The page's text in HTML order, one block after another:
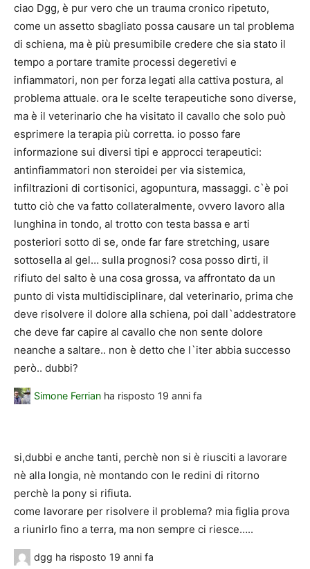
ciao Dgg, è pur vero che un trauma cronico ripetuto,
come un assetto sbagliato possa causare un tal problema
di schiena, ma è più presumibile credere che sia stato il
tempo a portare tramite processi degeretivi e
infiammatori, non per forza legati alla cattiva postura, al
problema attuale. ora le scelte terapeutiche sono diverse,
ma è il veterinario che ha visitato il cavallo che solo può
esprimere la terapia più corretta. io posso fare
informazione sui diversi tipi e approcci terapeutici:
antinfiammatori non steroidei per via sistemica,
infiltrazioni di cortisonici, agopuntura, massaggi. c`è poi
tutto ciò che va fatto collateralmente, ovvero lavoro alla
lunghina in tondo, al trotto con testa bassa e arti
posteriori sotto di se, onde far fare stretching, usare
sottosella al gel… sulla prognosi? cosa posso dirti, il
rifiuto del salto è una cosa grossa, va affrontato da un
punto di vista multidisciplinare, dal veterinario, prima che
deve risolvere il dolore alla schiena, poi dall`addestratore
che deve far capire al cavallo che non sente dolore
neanche a saltare.. non è detto che l`iter abbia successo
però.. dubbi?
Simone Ferrian ha risposto 19 anni fa
si,dubbi e anche tanti, perchè non si è riusciti a lavorare
nè alla longia, nè montando con le redini di ritorno
perchè la pony si rifiuta.
come lavorare per risolvere il problema? mia figlia prova
a riunirlo fino a terra, ma non sempre ci riesce…..
dgg ha risposto 19 anni fa